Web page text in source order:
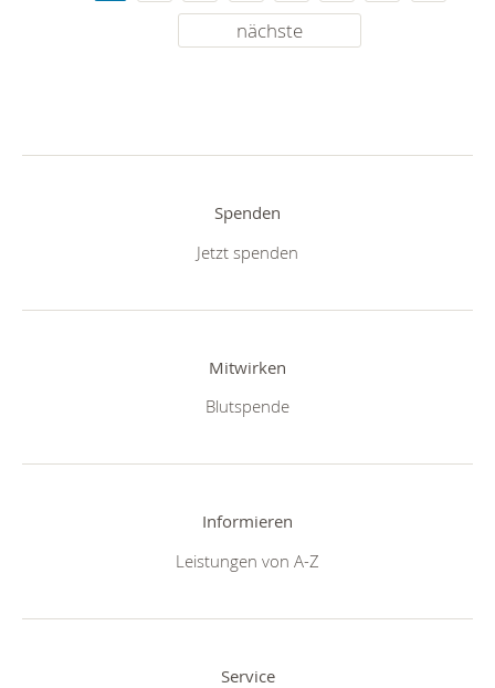
nächste
Spenden
Jetzt spenden
Mitwirken
Blutspende
Informieren
Leistungen von A-Z
Service